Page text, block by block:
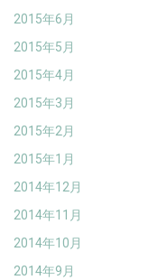
2015年6月
2015年5月
2015年4月
2015年3月
2015年2月
2015年1月
2014年12月
2014年11月
2014年10月
2014年9月